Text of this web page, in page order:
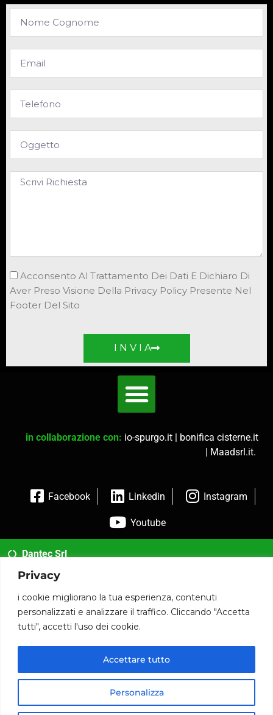
Privacy
i cookie migliorano la tua esperienza, contenuti
personalizzati e analizzare il traffico. Cliccando "Accetta
tutti", accetti l'uso dei cookie.
Personalizza
Accettare tutto
Acconsento Al Trattamento Dei Dati E Dichiaro Di
Aver Preso Visione Della Privacy Policy Presente Nel
Footer Del Sito
I N V I A
in collaborazione con: io-spurgo.it | bonifica cisterne.it
| Maadsrl.it.
Facebook Linkedin Instagram
Youtube
Dantec Srl
02 35954173
info@dantec.it
Via San Francesco 20 20826 Misinto (MB)
© 2020 www.dantec.it .